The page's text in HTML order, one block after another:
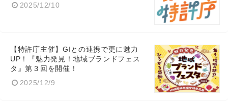
2025/12/10
【特許庁主催】GIとの連携で更に魅力
UP！『魅力発見！地域ブランドフェス
タ』第３回を開催！
2025/12/9